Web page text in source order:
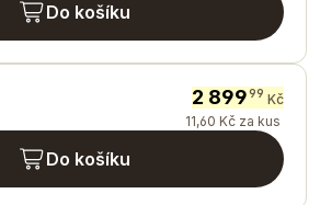
Do košíku
2 89999 Kč
11,60 Kč za kus
Do košíku